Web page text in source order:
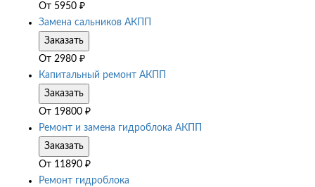
От 5950 ₽
Замена сальников АКПП
Заказать
От 2980 ₽
Капитальный ремонт АКПП
Заказать
От 19800 ₽
Ремонт и замена гидроблока АКПП
Заказать
От 11890 ₽
Ремонт гидроблока